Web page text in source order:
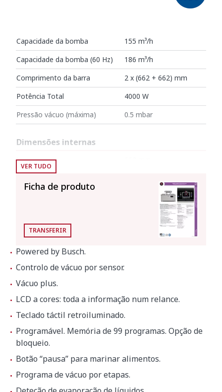
Capacidade da bomba
155 m³/h
Capacidade da bomba (60 Hz)
186 m³/h
Comprimento da barra
2 x (662 + 662) mm
Potência Total
4000 W
Pressão vácuo (máxima)
0.5 mbar
Dimensões internas
Largura
Dimensões exteriores
Altura
Peso líquido
Nível de ruído (1 m.)
Ruído de fundo
VER TUDO
Ficha de produto
TRANSFERIR
Powered by Busch.
Controlo de vácuo por sensor.
Vácuo plus.
LCD a cores: toda a informação num relance.
Teclado táctil retroiluminado.
Programável. Memória de 99 programas. Opção de
bloqueio.
Botão “pausa” para marinar alimentos.
Programa de vácuo por etapas.